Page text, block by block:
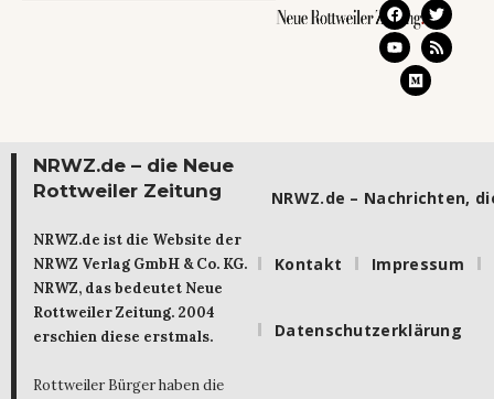
NRWZ.de – die Neue
Rottweiler Zeitung
NRWZ.de ist die Website der
NRWZ Verlag GmbH & Co. KG.
NRWZ, das bedeutet Neue
Rottweiler Zeitung. 2004
erschien diese erstmals.
Rottweiler Bürger haben die
NRWZ.de – Nachrichten,
Kontakt Impressum
Datenschutzerklärung